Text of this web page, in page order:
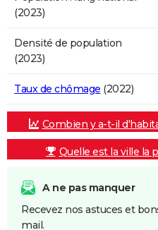
(2023)
Densité de population
(2023)
Taux de chômage (2022)
Combien y a-t-il
Quelle est la ville la
A ne pas manquer
Recevez nos astuces et
mail.